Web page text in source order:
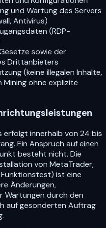
und Wartung des Servers
Antivirus)
(RDP-
sowie der
Drittanbieters
(keine illegalen Inhalte,
Mining ohne explizite
erfolgt innerhalb von 24 bis
Ein Anspruch auf einen
besteht nicht. Die
von MetaTrader,
ist eine
Änderungen,
Wartungen durch den
auf gesonderten Auftrag